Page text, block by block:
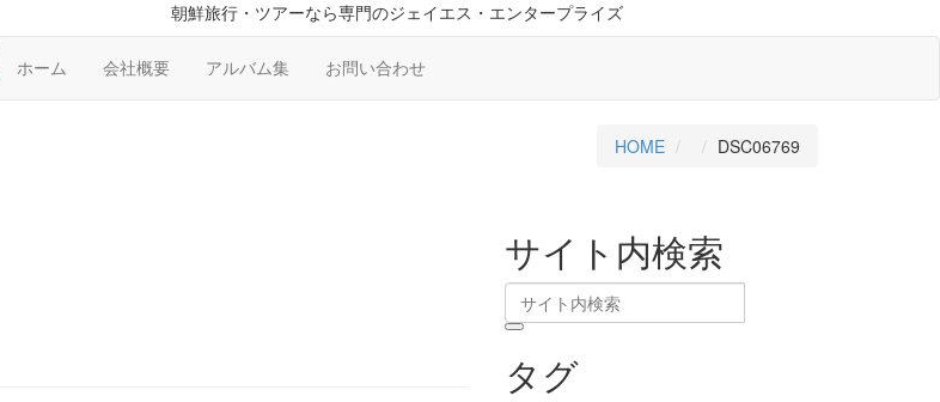
朝鮮旅行・ツアーなら専門のジェイエス・エンタープライズ
ホーム 会社概要 アルバム集 お問い合わせ
HOME DSC06769
サイト内検索
タグ